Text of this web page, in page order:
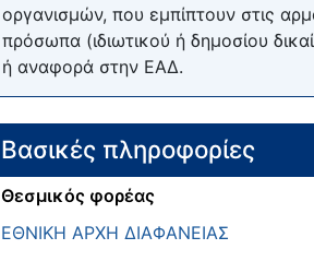
οργανισμών, που εμπίπτουν στις
πρόσωπα (ιδιωτικού ή δημοσίου
ή αναφορά στην ΕΑΔ.
Βασικές πληροφορίες
Θεσμικός φορέας
ΕΘΝΙΚΗ ΑΡΧΗ ΔΙΑΦΑΝΕΙΑΣ